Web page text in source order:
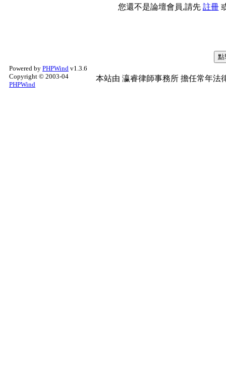
您還不是論壇會員,請先 註冊
Powered by PHPWind v1.3.6
Copyright © 2003-04
PHPWind
本站由 瀛睿律師事務所 擔任常年法